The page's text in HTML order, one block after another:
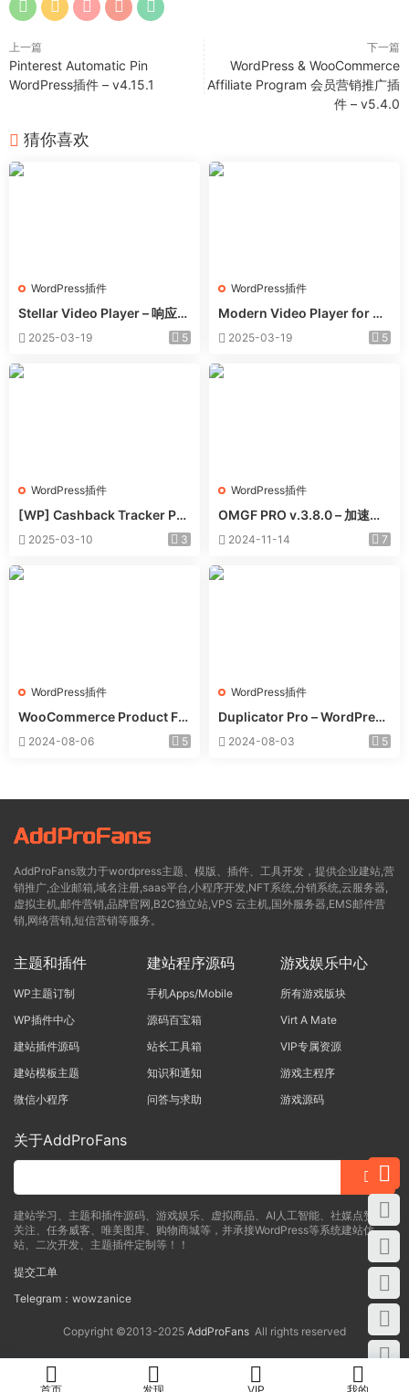
上一篇
Pinterest Automatic Pin
WordPress插件 – v4.15.1
下一篇
WordPress & WooCommerce
Affiliate Program 会员营销推广插
件 – v5.4.0
猜你喜欢
WordPress插件
Stellar Video Player – 响应式
视频播放器WordPress插件 –
2025-03-19 5
WordPress插件
Modern Video Player for W
ordPress – 功能强大的视频和
2025-03-19 5
WordPress插件
[WP] Cashback Tracker Pro
v2.6.4 退款追踪器插件下载
2025-03-10 3
WordPress插件
OMGF PRO v.3.8.0 – 加速谷
歌字体本地化GDPR优化 破解
2024-11-14 7
WordPress插件
WooCommerce Product Filt
er 商品筛选器WordPress插
2024-08-06 5
WordPress插件
Duplicator Pro – WordPress
备份迁移WordPress插件 – v
2024-08-03 5
AddProFans致力于wordpress主题、模版、插件、工具开发，提供企业建站,营
销推广,企业邮箱,域名注册,saas平台,小程序开发,NFT系统,分销系统,云服务器,
虚拟主机,邮件营销,品牌官网,B2C独立站,VPS 云主机,国外服务器,EMS邮件营
销,网络营销,短信营销等服务。
主题和插件
WP主题订制
WP插件中心
建站插件源码
建站模板主题
微信小程序
建站程序源码
手机Apps/Mobile
源码百宝箱
站长工具箱
知识和通知
问答与求助
游戏娱乐中心
所有游戏版块
Virt A Mate
VIP专属资源
游戏主程序
游戏源码
关于AddProFans
建站学习、主题和插件源码、游戏娱乐、虚拟商品、AI人工智能、社媒点赞、
关注、任务威客、唯美图库、购物商城等，并承接WordPress等系统建站仿
站、二次开发、主题插件定制等！！
提交工单
Telegram：wowzanice
Copyright ©2013-2025 AddProFans All rights reserved